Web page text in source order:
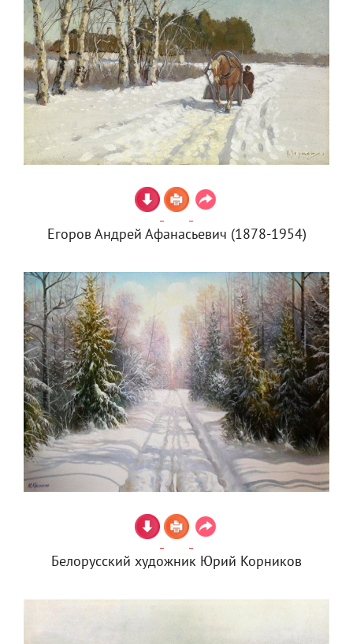
Егоров Андрей Афанасьевич (1878-1954)
Белорусский художник Юрий Корников